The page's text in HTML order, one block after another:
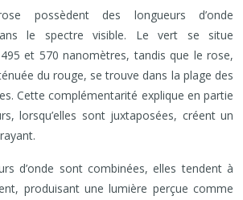
possèdent des longueurs d’onde
le spectre visible. Le vert se situe
et 570 nanomètres, tandis que le rose,
du rouge, se trouve dans la plage des
Cette complémentarité explique en partie
lorsqu’elles sont juxtaposées, créent un
d’onde sont combinées, elles tendent à
produisant une lumière perçue comme